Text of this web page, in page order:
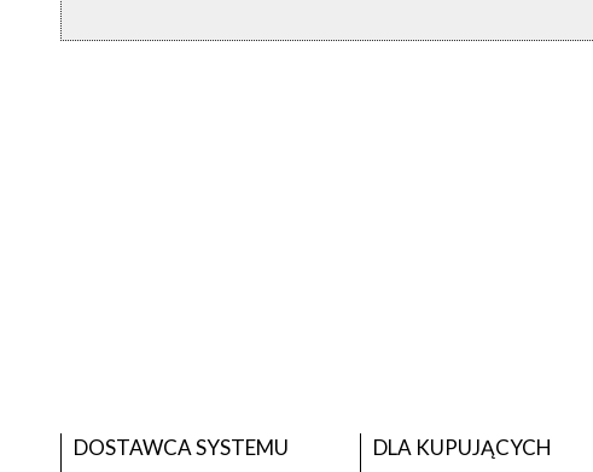
DOSTAWCA SYSTEMU DLA KUPUJĄCYCH